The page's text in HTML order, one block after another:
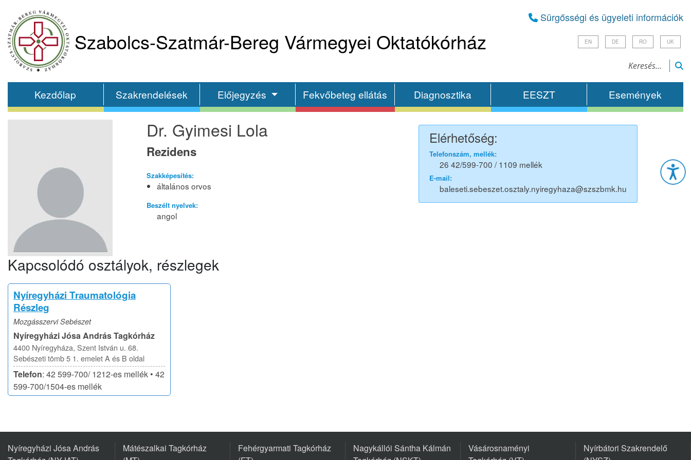
Szabolcs-Szatmár-Bereg Vármegyei Oktatókórház
Sürgősségi és ügyeleti információk
EN DE RO UK
Kezdőlap Szakrendelések Előjegyzés Fekvőbeteg ellátás Diagnosztika EESZT Események
Dr. Gyimesi Lola
Rezidens
Szakképesítés:
általános orvos
Elérhetőség:
Telefonszám, mellék:
26 42/599-700 / 1109 mellék
E-mail:
baleseti.sebeszet.osztaly.nyiregyhaza@szszbmk.hu
Beszélt nyelvek:
angol
Kapcsolódó osztályok, részlegek
Nyíregyházi Traumatológia
Részleg
Mozgásszervi Sebészet
Nyíregyházi Jósa András Tagkórház
4400 Nyíregyháza, Szent István u. 68.
Sebészeti tömb 5 1. emelet A és B oldal
Telefon: 42 599-700/ 1212-es mellék • 42
599-700/1504-es mellék
Nyíregyházi Jósa András
Mátészalkai Tagkórház
Fehérgyarmati Tagkórház
Nagykállói Sántha Kálmán
Vásárosnaményi
Nyírbátori Szakrendelő